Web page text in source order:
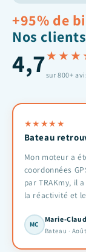
+95% de
Nos
4,7sur 800+
★★ ★★ ★
Bateau
Mon moteur a
coordonnées
par TRAKmy, il
la réactivité et
MC
Marie-
Bateau ·